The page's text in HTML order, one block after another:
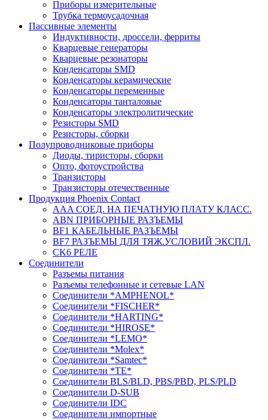
Приборы измерительные
Трубка термоусадочная
Пассивные элементы
Индуктивности, дроссели, ферриты
Кварцевые генераторы
Кварцевые резонаторы
Конденсаторы SMD
Конденсаторы керамические
Конденсаторы переменные
Конденсаторы танталовые
Конденсаторы электролитические
Резисторы SMD
Резисторы, сборки
Полупроводниковые приборы
Диоды, тиристоры, сборки
Опто, фотоустройства
Транзисторы
Транзисторы отечественные
Продукция Phoenix Contact
AAA СОЕД. НА ПЕЧАТНУЮ ПЛАТУ КЛАСС.
ABN ПРИБОРНЫЕ РАЗЪЕМЫ
BF1 КАБЕЛЬНЫЕ РАЗЪЕМЫ
BF7 РАЗЪЕМЫ ДЛЯ ТЯЖ.УСЛОВИЙ ЭКСПЛ.
CK6 РЕЛЕ
Соединители
Разъемы питания
Разъемы телефонные и сетевые LAN
Соединители *AMPHENOL*
Соединители *FISCHER*
Соединители *HARTING*
Соединители *HIROSE*
Соединители *LEMO*
Соединители *Molex*
Соединители *Samtec*
Соединители *TE*
Соединители BLS/BLD, PBS/PBD, PLS/PLD
Соединители D-SUB
Соединители IDC
Соединители импортные